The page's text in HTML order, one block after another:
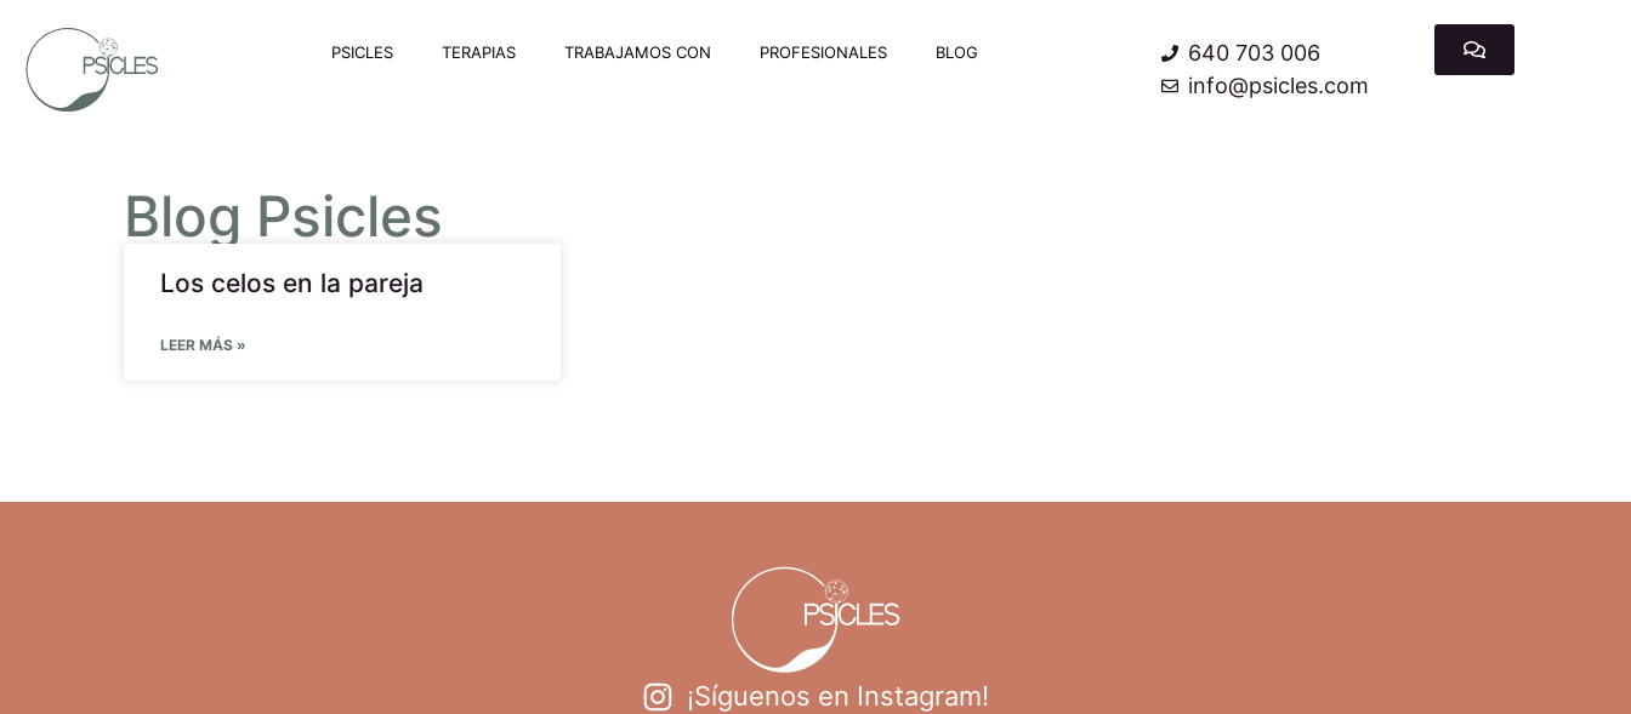
PSICLES TERAPIAS TRABAJAMOS CON PROFESIONALES BLOG
640 703 006
info@psicles.com
Blog Psicles
Los celos en la pareja
LEER MÁS »
¡Síguenos en Instagram!